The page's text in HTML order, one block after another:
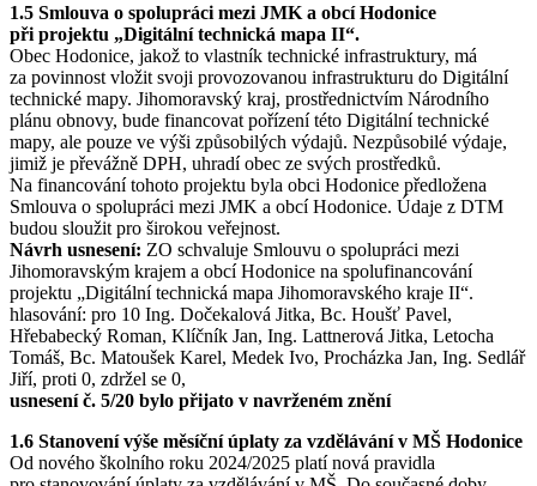
1.5 Smlouva o spolupráci mezi JMK a obcí Hodonice
při projektu „Digitální technická mapa II“.
Obec Hodonice, jakož to vlastník technické infrastruktury, má
za povinnost vložit svoji provozovanou infrastrukturu do Digitální
technické mapy. Jihomoravský kraj, prostřednictvím Národního
plánu obnovy, bude financovat pořízení této Digitální technické
mapy, ale pouze ve výši způsobilých výdajů. Nezpůsobilé výdaje,
jimiž je převážně DPH, uhradí obec ze svých prostředků.
Na financování tohoto projektu byla obci Hodonice předložena
Smlouva o spolupráci mezi JMK a obcí Hodonice. Údaje z DTM
budou sloužit pro širokou veřejnost.
Návrh usnesení: ZO schvaluje Smlouvu o spolupráci mezi
Jihomoravským krajem a obcí Hodonice na spolufinancování
projektu „Digitální technická mapa Jihomoravského kraje II“.
hlasování: pro 10 Ing. Dočekalová Jitka, Bc. Houšť Pavel,
Hřebabecký Roman, Klíčník Jan, Ing. Lattnerová Jitka, Letocha
Tomáš, Bc. Matoušek Karel, Medek Ivo, Procházka Jan, Ing. Sedlář
Jiří, proti 0, zdržel se 0,
usnesení č. 5/20 bylo přijato v navrženém znění
1.6 Stanovení výše měsíční úplaty za vzdělávání v MŠ Hodonice
Od nového školního roku 2024/2025 platí nová pravidla